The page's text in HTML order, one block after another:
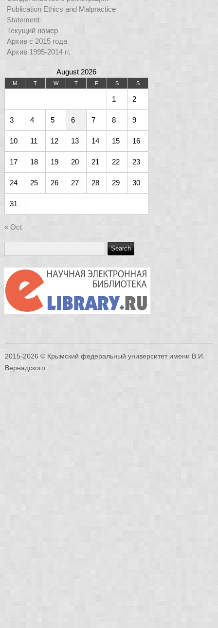
Publication Ethics and Malpractice
Statement
Текущий номер
Архив с 2015 года
Архив 1995-2014 гг.
August 2026
M T W T F S S
1 2
3 4 5 6 7 8 9
10 11 12 13 14 15 16
17 18 19 20 21 22 23
24 25 26 27 28 29 30
31
« Oct
2015-2026 © Крымский федеральный университет имени В.И.
Вернадского